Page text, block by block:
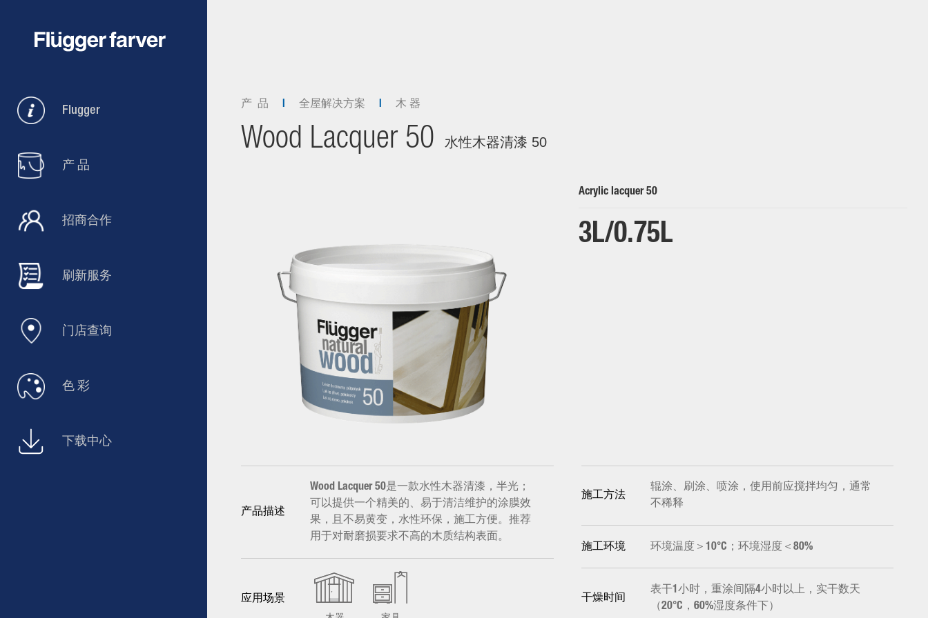
Flugger
产 品
招商合作
刷新服务
门店查询
色 彩
下载中心
产 品 全屋解决方案 木 器
Wood Lacquer 50 水性木器清漆 50
Acrylic lacquer 50
3L/0.75L
产品描述
Wood Lacquer 50是一款水性木器清漆，半光；
可以提供一个精美的、易于清洁维护的涂膜效
果，且不易黄变，水性环保，施工方便。推荐
用于对耐磨损要求不高的木质结构表面。
应用场景
施工方法
辊涂、刷涂、喷涂，使用前应搅拌均匀，通常
不稀释
施工环境 环境温度＞10°C；环境湿度＜80%
干燥时间
表干1小时，重涂间隔4小时以上，实干数天
（20°C，60%湿度条件下）